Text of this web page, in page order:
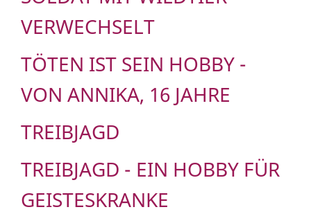
VERWECHSELT
TÖTEN IST SEIN HOBBY -
VON ANNIKA, 16 JAHRE
TREIBJAGD
TREIBJAGD - EIN HOBBY FÜR
GEISTESKRANKE